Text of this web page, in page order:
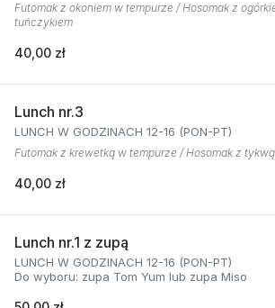
Futomak z okoniem w tempurze / Hosomak z
tuńczykiem
40,00 zł
Lunch nr.3
LUNCH W GODZINACH 12-16 (PON-PT)
Futomak z krewetką w tempurze / Hosomak z
40,00 zł
Lunch nr.1 z zupą
LUNCH W GODZINACH 12-16 (PON-PT)
Do wyboru: zupa Tom Yum lub zupa Miso